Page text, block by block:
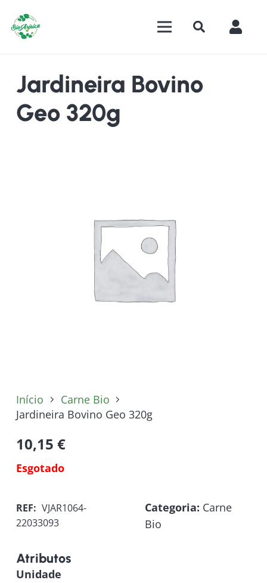
Jardineira Bovino
Geo 320g
Início
Carne Bio
Jardineira Bovino Geo 320g
10,15 €
Esgotado
REF: VJAR1064-
22033093
Categoria: Carne
Bio
Atributos
Unidade